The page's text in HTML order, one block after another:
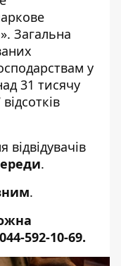
Загальна
у
31 тисячу
.
.
592-10-69.